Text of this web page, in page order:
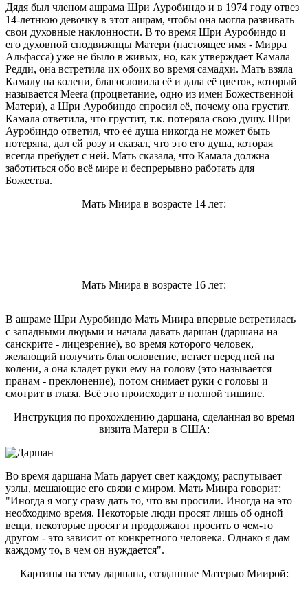
Дядя был членом ашрама Шри Ауробиндо и в 1974 году отвез
14-летнюю девочку в этот ашрам, чтобы она могла развивать
свои духовные наклонности. В то время Шри Ауробиндо и
его духовной сподвижнцы Матери (настоящее имя - Мирра
Альфасса) уже не было в живых, но, как утверждает Камала
Редди, она встретила их обоих во время самадхи. Мать взяла
Камалу на колени, благословила её и дала её цветок, который
называется Meera (процветание, одно из имен Божественной
Матери), а Шри Ауробиндо спросил её, почему она грустит.
Камала ответила, что грустит, т.к. потеряла свою душу. Шри
Ауробиндо ответил, что её душа никогда не может быть
потеряна, дал ей розу и сказал, что это его душа, которая
всегда пребудет с ней. Мать сказала, что Камала должна
заботиться обо всё мире и беспрерывно работать для
Божества.
Мать Миира в возрасте 14 лет:
Мать Миира в возрасте 16 лет:
В ашраме Шри Ауробиндо Мать Миира впервые встретилась
с западными людьми и начала давать даршан (даршана на
санскрите - лицезрение), во время которого человек,
желающий получить благословение, встает перед ней на
колени, а она кладет руки ему на голову (это называется
пранам - преклонение), потом снимает руки с головы и
смотрит в глаза. Всё это происходит в полной тишине.
Инструкция по прохождению даршана, сделанная во время
визита Матери в США:
Во время даршана Мать дарует свет каждому, распутывает
узлы, мешающие его связи с миром. Мать Миира говорит:
"Иногда я могу сразу дать то, что вы просили. Иногда на это
необходимо время. Некоторые люди просят лишь об одной
вещи, некоторые просят и продолжают просить о чем-то
другом - это зависит от конкретного человека. Однако я дам
каждому то, в чем он нуждается".
Картины на тему даршана, созданные Матерью Миирой: